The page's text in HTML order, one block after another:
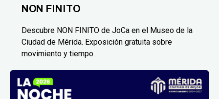
NON FINITO
Descubre NON FINITO de JoCa en el Museo de la
Ciudad de Mérida. Exposición gratuita sobre
movimiento y tiempo.